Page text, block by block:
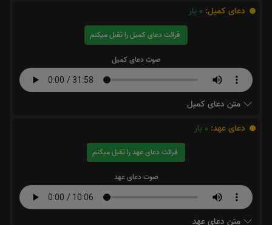
دعای کمیل: 0 بار
قرائت دعای کمیل را تقبل میکنم
صوت دعای کمیل
متن دعای کمیل
دعای عهد: 0 بار
قرائت دعای عهد را تقبل میکنم
صوت دعای عهد
متن دعای عهد